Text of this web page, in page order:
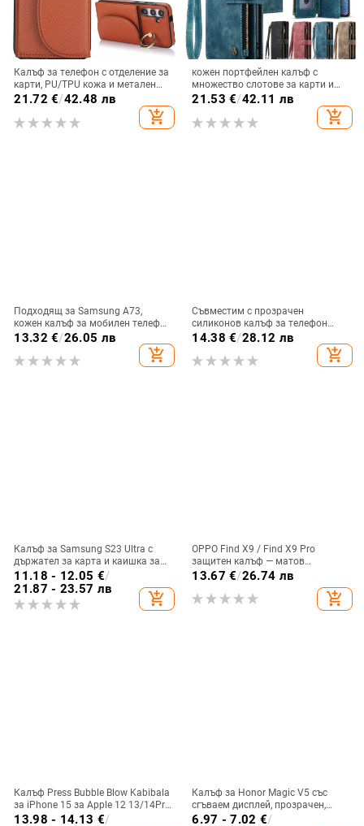
Калъф за телефон с отделение за
карти, PU/TPU кожа и метален
пръстен; ръчна изработка,
против изпускане, за Samsung
21.72 €/42.48 лв
add_shopping_cart
кожен портфейлен калъф с
множество слотове за карти и
цип за iPhone 11–17 Pro Max, XR,
21.53 €/42.11 лв
add_shopping_cart
Подходящ за Samsung A73,
кожен калъф за мобилен телефон
A36/A16, калъф за мобилен
телефон A26/A56, флип калъф,
защитен калъф, невидима скоба.
13.32 €/26.05 лв
add_shopping_cart
Съвместим с прозрачен
силиконов калъф за телефон
Samsung S25 Ultra,
персонализиран рисуван дизайн
за S24 FE и защитен калъф A55
14.38 €/28.12 лв
add_shopping_cart
Калъф за Samsung S23 Ultra с
държател за карта и каишка за
през врата
11.18 - 12.05 €/
21.87 - 23.57 лв
add_shopping_cart
OPPO Find X9 / Find X9 Pro
защитен калъф — матов
пластмасов, минималистичен
стил, против изпускане, магнитно
зареждане, възможност за
13.67 €/26.74 лв
add_shopping_cart
Калъф Press Bubble Blow Kabibala
за iPhone 15 за Apple 12 13/14Pro
Max, устойчив на изпускане 11
13.98 - 14.13 €/
Калъф за Honor Magic V5 със
сгъваем дисплей, прозрачен,
лъскав, PC материал
6.97 - 7.02 €/